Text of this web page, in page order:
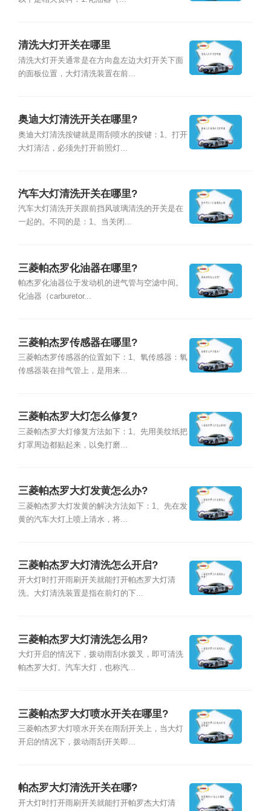
清洗大灯开关在哪里
清洗大灯开关通常是在方向盘左边大灯开关下面
的面板位置，大灯清洗装置在前...
奥迪大灯清洗开关在哪里?
奥迪大灯清洗按键就是雨刮喷水的按键：1、打开
大灯清洁，必须先打开前照灯...
汽车大灯清洗开关在哪里?
汽车大灯清洗开关跟前挡风玻璃清洗的开关是在
一起的。不同的是：1、当关闭...
三菱帕杰罗化油器在哪里?
帕杰罗化油器位于发动机的进气管与空滤中间。
化油器（carburetor...
三菱帕杰罗传感器在哪里?
三菱帕杰罗传感器的位置如下：1、氧传感器：氧
传感器装在排气管上，是用来...
三菱帕杰罗大灯怎么修复?
三菱帕杰罗大灯修复方法如下：1、先用美纹纸把
灯罩周边都贴起来，以免打磨...
三菱帕杰罗大灯发黄怎么办?
三菱帕杰罗大灯发黄的解决方法如下：1、先在发
黄的汽车大灯上喷上清水，将...
三菱帕杰罗大灯清洗怎么开启?
开大灯时打开雨刷开关就能打开帕杰罗大灯清
洗。大灯清洗装置是指在前灯的下...
三菱帕杰罗大灯清洗怎么用?
大灯开启的情况下，拨动雨刮水拨叉，即可清洗
帕杰罗大灯。汽车大灯，也称汽...
三菱帕杰罗大灯喷水开关在哪里?
三菱帕杰罗大灯喷水开关在雨刮开关上，当大灯
开启的情况下，拨动雨刮开关即...
帕杰罗大灯清洗开关在哪?
开大灯时打开雨刷开关就能打开帕罗杰大灯清